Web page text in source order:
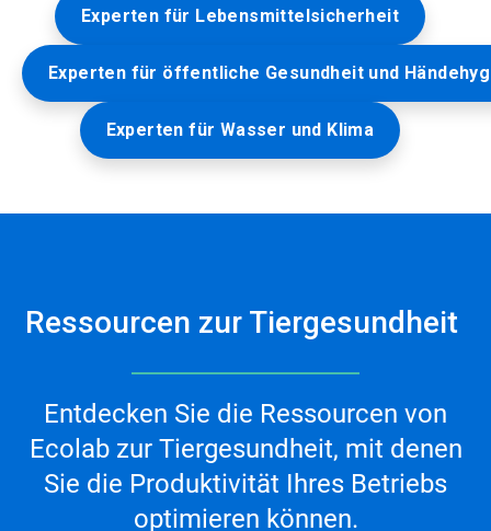
Experten für Lebensmittelsicherheit
Experten für öffentliche Gesundheit und
Experten für Wasser und Klima
Ressourcen zur Tiergesundheit
Entdecken Sie die Ressourcen von
Ecolab zur Tiergesundheit, mit denen
Sie die Produktivität Ihres Betriebs
optimieren können.